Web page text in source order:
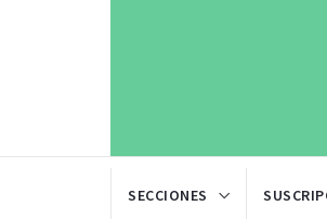
SECCIONES